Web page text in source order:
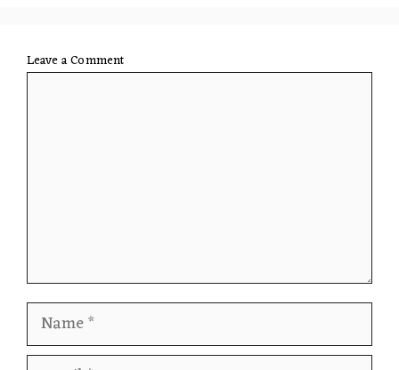
Leave a Comment
Name